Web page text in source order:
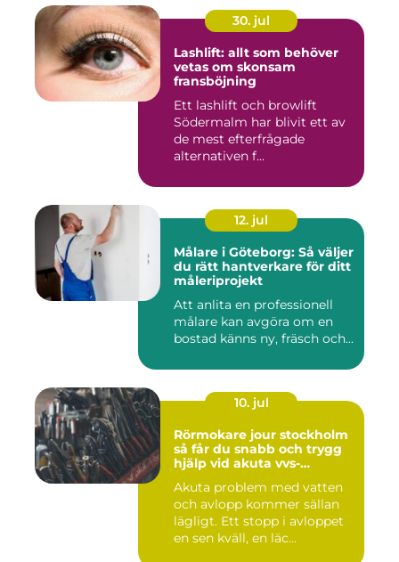
30. jul
Lashlift: allt som behöver
vetas om skonsam
fransböjning
Ett lashlift och browlift
Södermalm har blivit ett av
de mest efterfrågade
alternativen f...
12. jul
Målare i Göteborg: Så väljer
du rätt hantverkare för ditt
måleriprojekt
Att anlita en professionell
målare kan avgöra om en
bostad känns ny, fräsch och...
10. jul
Rörmokare jour stockholm
så får du snabb och trygg
hjälp vid akuta vvs-
Akuta problem med vatten
och avlopp kommer sällan
lägligt. Ett stopp i avloppet
en sen kväll, en läc...